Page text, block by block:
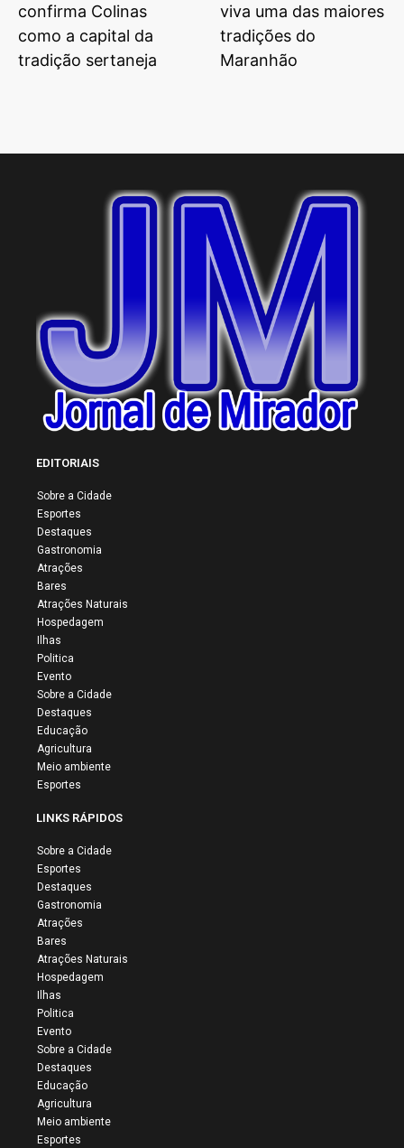
confirma Colinas
como a capital da
tradição sertaneja
viva uma das maiores
tradições do
Maranhão
EDITORIAIS
Sobre a Cidade
Esportes
Destaques
Gastronomia
Atrações
Bares
Atrações Naturais
Hospedagem
Ilhas
Politica
Evento
Sobre a Cidade
Destaques
Educação
Agricultura
Meio ambiente
Esportes
LINKS RÁPIDOS
Sobre a Cidade
Esportes
Destaques
Gastronomia
Atrações
Bares
Atrações Naturais
Hospedagem
Ilhas
Politica
Evento
Sobre a Cidade
Destaques
Educação
Agricultura
Meio ambiente
Esportes